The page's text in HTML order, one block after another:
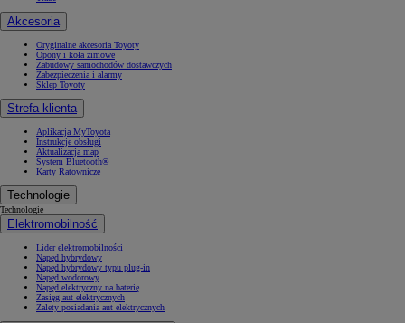
Akcesoria
Oryginalne akcesoria Toyoty
Opony i koła zimowe
Zabudowy samochodów dostawczych
Zabezpieczenia i alarmy
Sklep Toyoty
Strefa klienta
Aplikacja MyToyota
Instrukcje obsługi
Aktualizacja map
System Bluetooth®
Karty Ratownicze
Technologie
Technologie
Elektromobilność
Lider elektromobilności
Napęd hybrydowy
Napęd hybrydowy typu plug-in
Napęd wodorowy
Napęd elektryczny na baterię
Zasięg aut elektrycznych
Zalety posiadania aut elektrycznych